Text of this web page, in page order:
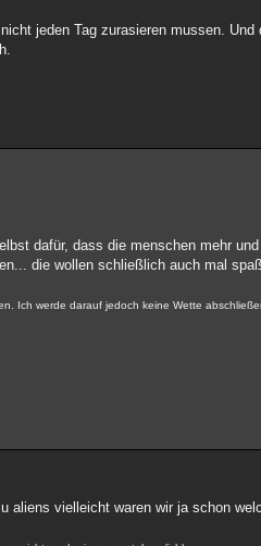
jeden Tag zurasieren mussen.
dafür, dass die menschen mehr
die wollen schließlich auch mal
Ich werde darauf jedoch keine Wette
aliens vielleicht waren wir ja schon